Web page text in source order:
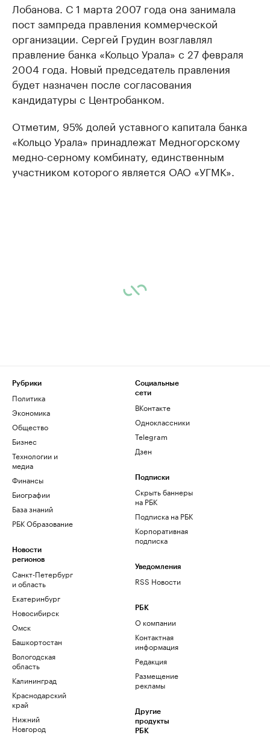
Лобанова. С 1 марта 2007 года она занимала
пост зампреда правления коммерческой
организации. Сергей Грудин возглавлял
правление банка «Кольцо Урала» с 27 февраля
2004 года. Новый председатель правления
будет назначен после согласования
кандидатуры с Центробанком.
Отметим, 95% долей уставного капитала банка
«Кольцо Урала» принадлежат Медногорскому
медно-серному комбинату, единственным
участником которого является ОАО «УГМК».
Рубрики
Политика
Экономика
Общество
Бизнес
Технологии и
медиа
Финансы
Биографии
База знаний
РБК Образование
Новости
регионов
Санкт-Петербург
и область
Екатеринбург
Новосибирск
Омск
Башкортостан
Вологодская
область
Калининград
Краснодарский
край
Нижний
Новгород
Социальные
сети
ВКонтакте
Одноклассники
Telegram
Дзен
Подписки
Скрыть баннеры
на РБК
Подписка на РБК
Корпоративная
подписка
Уведомления
RSS Новости
РБК
О компании
Контактная
информация
Редакция
Размещение
рекламы
Другие
продукты
РБК